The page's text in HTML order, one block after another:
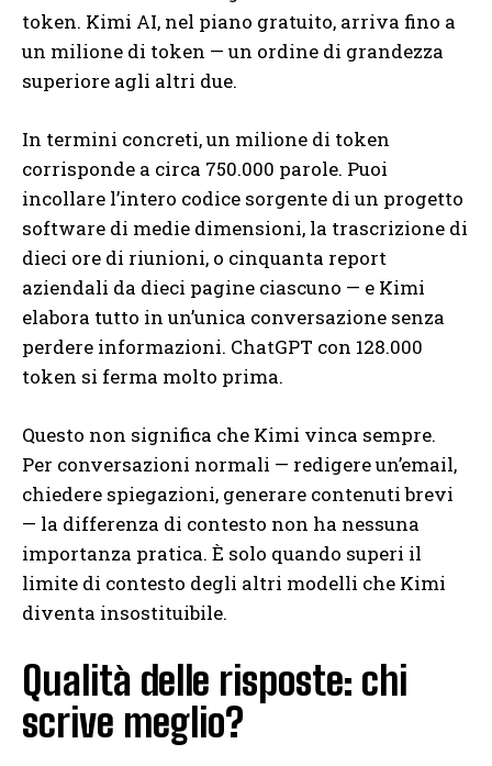
token. Kimi AI, nel piano gratuito, arriva fino a
un milione di token — un ordine di grandezza
superiore agli altri due.
In termini concreti, un milione di token
corrisponde a circa 750.000 parole. Puoi
incollare l’intero codice sorgente di un progetto
software di medie dimensioni, la trascrizione di
dieci ore di riunioni, o cinquanta report
aziendali da dieci pagine ciascuno — e Kimi
elabora tutto in un’unica conversazione senza
perdere informazioni. ChatGPT con 128.000
token si ferma molto prima.
Questo non significa che Kimi vinca sempre.
Per conversazioni normali — redigere un’email,
chiedere spiegazioni, generare contenuti brevi
— la differenza di contesto non ha nessuna
importanza pratica. È solo quando superi il
limite di contesto degli altri modelli che Kimi
diventa insostituibile.
Qualità delle risposte: chi
scrive meglio?